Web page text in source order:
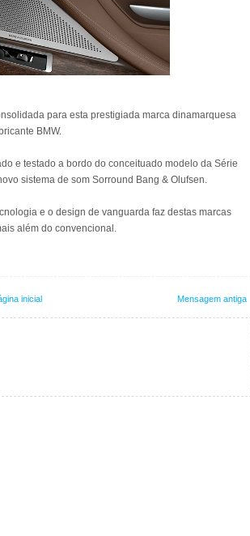
para esta prestigiada marca dinamarquesa
BMW.
e testado a bordo do conceituado modelo da Série
sistema de som Sorround Bang & Olufsen.
e o design de vanguarda faz destas marcas
além do convencional.
Mensagem antiga
inicial